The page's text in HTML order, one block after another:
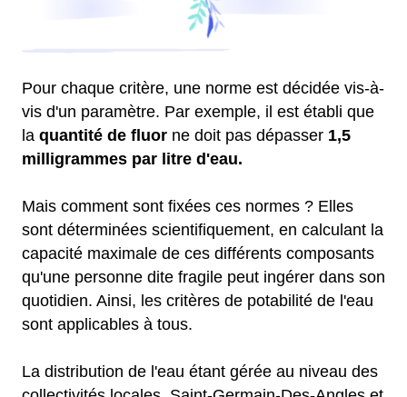
Pour chaque critère, une norme est décidée vis-à-
vis d'un paramètre. Par exemple, il est établi que
la quantité de fluor ne doit pas dépasser 1,5
milligrammes par litre d'eau.
Mais comment sont fixées ces normes ? Elles
sont déterminées scientifiquement, en calculant la
capacité maximale de ces différents composants
qu'une personne dite fragile peut ingérer dans son
quotidien. Ainsi, les critères de potabilité de l'eau
sont applicables à tous.
La distribution de l'eau étant gérée au niveau des